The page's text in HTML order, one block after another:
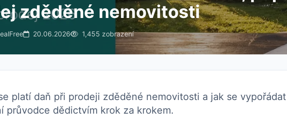
zděděné nemovitosti
20.06.2026 1,455 zobrazení
platí daň při prodeji zděděné nemovitosti a jak se
průvodce dědictvím krok za krokem.